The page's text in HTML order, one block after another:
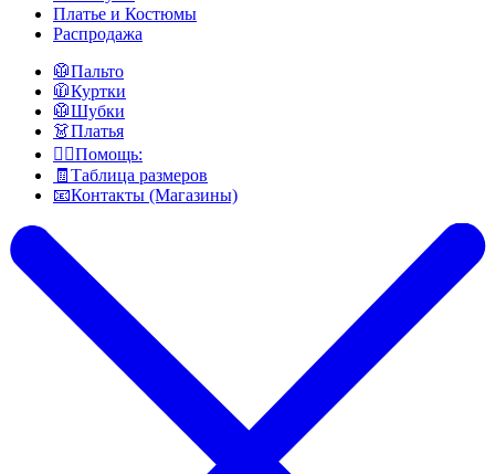
Платье и Костюмы
Распродажа
🥼Пальто
🧥Куртки
🥼Шубки
👗Платья
👍🏻Помощь:
🧾Таблица размеров
📧Контакты (Магазины)